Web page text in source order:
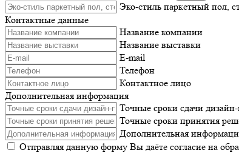
Эко-стиль паркетный пол,
Контактные данные
Название компании
Название выставки
E-mail
Телефон
Контактное лицо
Дополнительная информация
Точные сроки сдачи
Точные сроки принятия
Дополнительная
Отправляя данную форму Вы даёте согласие на